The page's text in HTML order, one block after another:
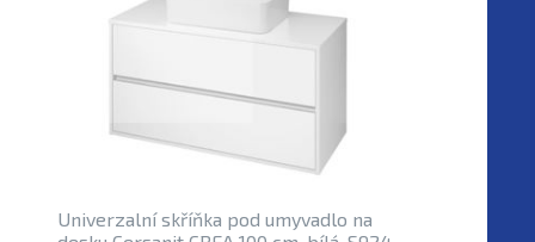
Univerzalní skříňka pod umyvadlo na